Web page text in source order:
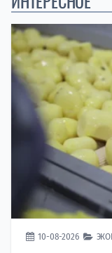
10-08-2026